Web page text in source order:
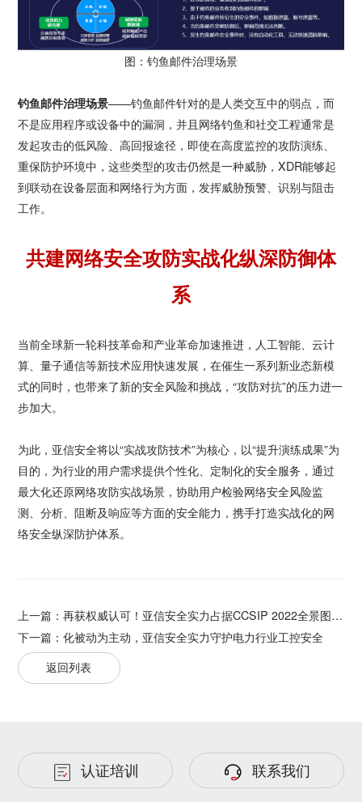
图：钓鱼邮件治理场景
钓鱼邮件治理场景——钓鱼邮件针对的是人类交互中的弱点，而
不是应用程序或设备中的漏洞，并且网络钓鱼和社交工程通常是
发起攻击的低风险、高回报途径，即使在高度监控的攻防演练、
重保防护环境中，这些类型的攻击仍然是一种威胁，XDR能够起
到联动在设备层面和网络行为方面，发挥威胁预警、识别与阻击
工作。
共建网络安全攻防实战化纵深防御体
系
当前全球新一轮科技革命和产业革命加速推进，人工智能、云计
算、量子通信等新技术应用快速发展，在催生一系列新业态新模
式的同时，也带来了新的安全风险和挑战，“攻防对抗”的压力进一
步加大。
为此，亚信安全将以“实战攻防技术”为核心，以“提升演练成果”为
目的，为行业的用户需求提供个性化、定制化的安全服务，通过
最大化还原网络攻防实战场景，协助用户检验网络安全风险监
测、分析、阻断及响应等方面的安全能力，携手打造实战化的网
络安全纵深防护体系。
上一篇：再获权威认可！亚信安全实力占据CCSIP 2022全景图55领域
下一篇：化被动为主动，亚信安全实力守护电力行业工控安全
返回列表
认证培训 联系我们